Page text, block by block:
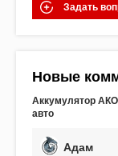
Задать
Новые
Аккумулятор
авто
Адам